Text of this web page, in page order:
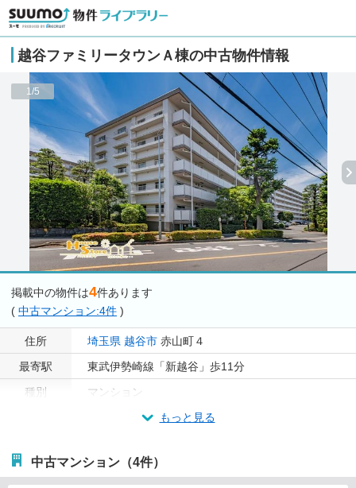
越谷ファミリータウンＡ棟の中古物件情報
1/5
掲載中の物件は4件あります
( 中古マンション:4件 )
住所 埼玉県 越谷市 赤山町４
最寄駅
東武伊勢崎線「新越谷」歩11分
種別
マンション
もっと見る
中古マンション（4件）